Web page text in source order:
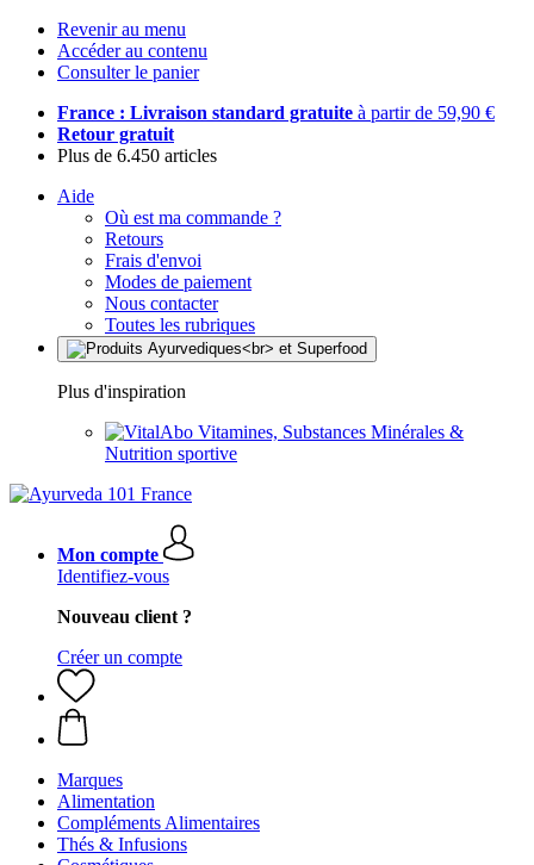
Revenir au menu
Accéder au contenu
Consulter le panier
France : Livraison standard gratuite à partir de 59,90 €
Retour gratuit
Plus de 6.450 articles
Aide
Où est ma commande ?
Retours
Frais d'envoi
Modes de paiement
Nous contacter
Toutes les rubriques
Plus d'inspiration
Vitamines, Substances Minérales &
Nutrition sportive
Mon compte
Identifiez-vous
Nouveau client ?
Créer un compte
Marques
Alimentation
Compléments Alimentaires
Thés & Infusions